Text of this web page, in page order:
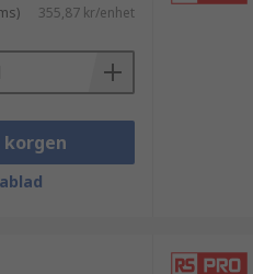
355,87 kr/enhet
korgen